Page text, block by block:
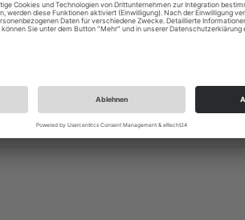
73635 Rudersberg
Mehrzweckhalle
73635 Rudersberg